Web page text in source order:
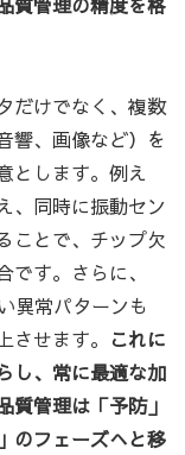
だけでなく、複数
響、画像など）を
とします。例え
、同時に振動セン
ことで、チップ欠
す。さらに、
異常パターンも
せます。 これに
し、常に最適な加
質管理は「予防」
のフェーズへと移